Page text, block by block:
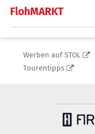
FlohMARKT
Werben auf STOL
Tourentipps